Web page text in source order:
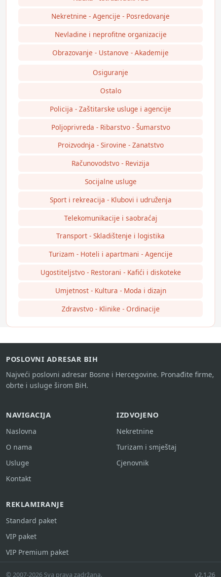
Nekretnine - Agencije - Posredovanje
Nevladine i neprofitne organizacije
Obrazovanje - Ustanove - Akademije
Osiguranje
Ostalo
Policija - Zaštitarske usluge i agencije
Poljoprivreda - Ribarstvo - Šumarstvo
Proizvodnja - Sirovine - Zanatstvo
Računovodstvo - Revizija
Socijalne usluge
Sport i rekreacija - Klubovi i udruženja
Telekomunikacije i saobraćaj
Transport - Skladištenje i logistika
Turizam - Hoteli i apartmani - Agencije
Ugostiteljstvo - Restorani - Kafići i diskoteke
Umjetnost - Kultura - Moda i dizajn
Zdravstvo - Klinike - Ordinacije
POSLOVNI ADRESAR BIH
Najveći poslovni adresar Bosne i Hercegovine. Pronađite firme,
obrte i usluge širom BiH.
NAVIGACIJA
Naslovna
O nama
Usluge
Kontakt
IZDVOJENO
Nekretnine
Turizam i smještaj
Cjenovnik
REKLAMIRANJE
Standard paket
VIP paket
VIP Premium paket
© 2007-2026 Sva prava zadržana. v2.1.26